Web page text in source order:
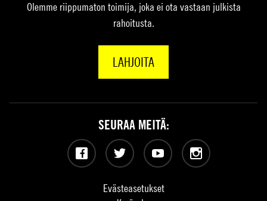
Olemme riippumaton toimija, joka ei ota vastaan julkista
rahoitusta.
LAHJOITA
Evästeasetukset
SEURAA MEITÄ:
Facebook Twitter YouTubeInstagram